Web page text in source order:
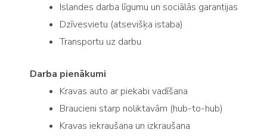
Islandes darba līgumu un sociālās garantijas
Dzīvesvietu (atsevišķa istaba)
Transportu uz darbu
Darba pienākumi
Kravas auto ar piekabi vadīšana
Braucieni starp noliktavām (hub-to-hub)
Kravas iekraušana un izkraušana